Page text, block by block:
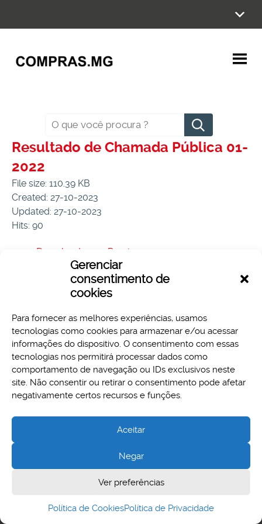
Gerenciar
consentimento de
cookies
Para fornecer as melhores experiências, usamos
tecnologias como cookies para armazenar e/ou acessar
informações do dispositivo. O consentimento com essas
tecnologias nos permitirá processar dados como
comportamento de navegação ou IDs exclusivos neste
site. Não consentir ou retirar o consentimento pode afetar
negativamente certos recursos e funções.
Aceitar
Negar
Ver preferências
Política de CookiesPolítica de Privacidade
Pesquisar
Resultado de Chamada Pública 01-
2022
File size: 110.39 KB
Created: 27-10-2023
Updated: 27-10-2023
Hits: 90
Download Preview
Aspectos legais e responsabilidades
Política de Privacidade
Cidade Administrativa - Rodovia Papa João Paulo II, 3777 -
Serra Verde, Belo Horizonte, MG - CEP 31630-903